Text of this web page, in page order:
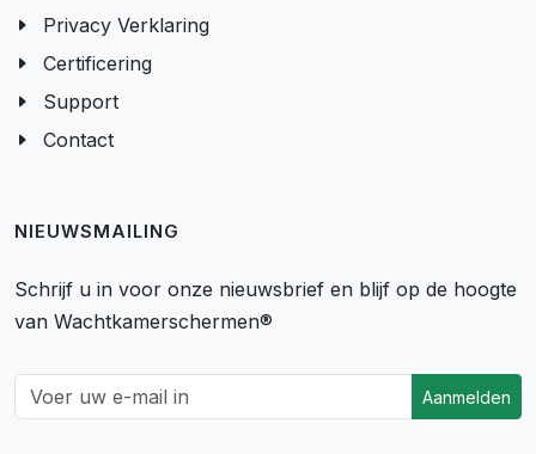
Privacy Verklaring
Certificering
Support
Contact
NIEUWSMAILING
Schrijf u in voor onze nieuwsbrief en blijf op de hoogte
van Wachtkamerschermen®
Aanmelden